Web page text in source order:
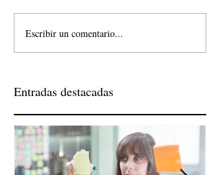
Escribir un comentario...
Entradas destacadas